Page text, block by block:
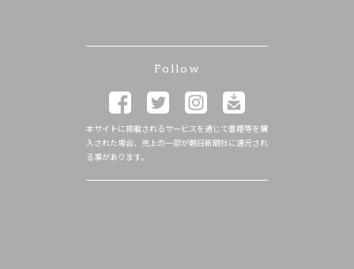
Follow
本サイトに掲載されるサービスを通じて書籍等を購
入された場合、売上の一部が朝日新聞社に還元され
る事があります。